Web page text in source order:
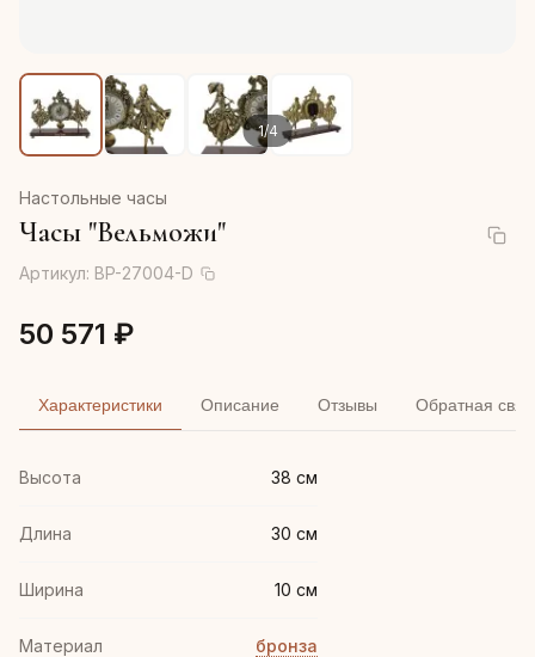
1/4
Настольные часы
Часы "Вельможи"
Артикул: BP-27004-D
50 571 ₽
Характеристики Описание Отзывы Обратная
Высота 38 см
Длина 30 см
Ширина 10 см
Материал бронза